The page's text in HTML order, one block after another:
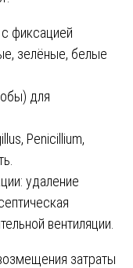
фиксацией
зелёные, белые
для
Penicillium,
удаление
вентиляции.
затраты